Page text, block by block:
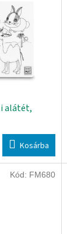
alátét,
Kosárba
Kód: FM680